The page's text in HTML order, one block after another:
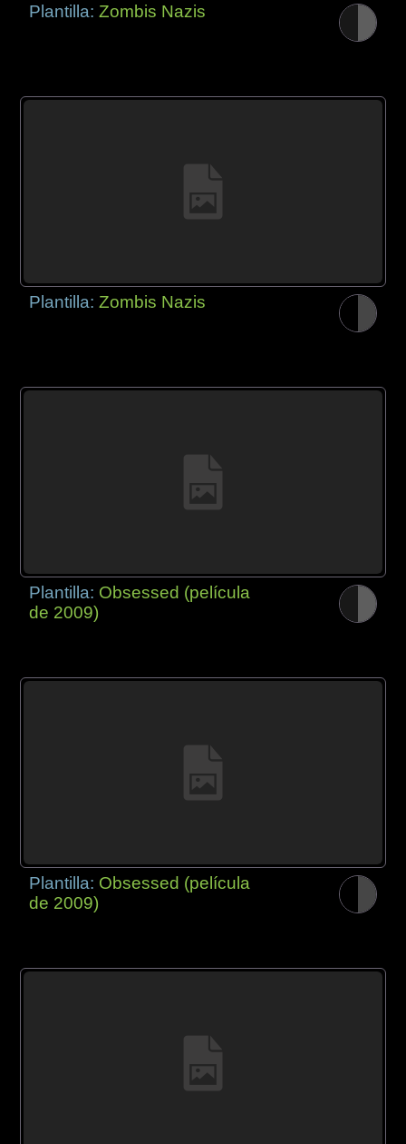
Plantilla:Zombis Nazis
Plantilla:Zombis Nazis
Plantilla: Obsessed (película
de 2009)
Plantilla: Obsessed (película
de 2009)